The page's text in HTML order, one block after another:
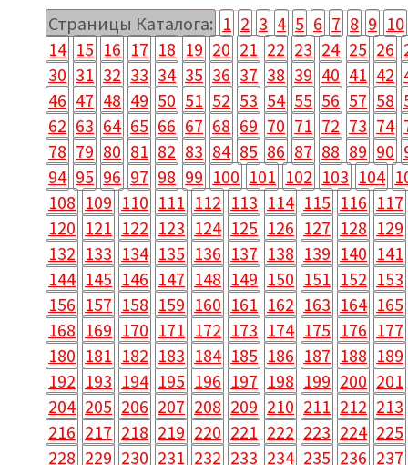
Страницы Каталога: 1 2 3 4 5 6 7 8 9 10
14 15 16 17 18 19 20 21 22 23 24 25 26
30 31 32 33 34 35 36 37 38 39 40 41 42
46 47 48 49 50 51 52 53 54 55 56 57 58
62 63 64 65 66 67 68 69 70 71 72 73 74
78 79 80 81 82 83 84 85 86 87 88 89 90
94 95 96 97 98 99 100 101 102 103 104
108 109 110 111 112 113 114 115 116 117
120 121 122 123 124 125 126 127 128 129
132 133 134 135 136 137 138 139 140 141
144 145 146 147 148 149 150 151 152 153
156 157 158 159 160 161 162 163 164 165
168 169 170 171 172 173 174 175 176 177
180 181 182 183 184 185 186 187 188 189
192 193 194 195 196 197 198 199 200 201
204 205 206 207 208 209 210 211 212 213
216 217 218 219 220 221 222 223 224 225
228 229 230 231 232 233 234 235 236 237